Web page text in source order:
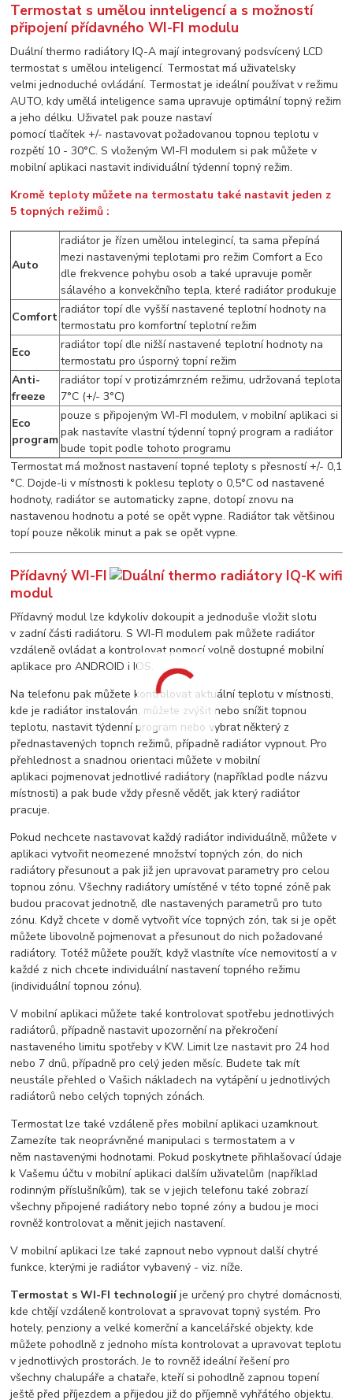
Termostat s umělou innteligencí a s možností
připojení přídavného WI-FI modulu
Duální thermo radiátory IQ-A mají integrovaný podsvícený LCD
termostat s umělou inteligencí. Termostat má uživatelsky
velmi jednoduché ovládání. Termostat je ideální používat v režimu
AUTO, kdy umělá inteligence sama upravuje optimální topný režim
a jeho délku. Uživatel pak pouze nastaví
pomocí tlačítek +/- nastavovat požadovanou topnou teplotu v
rozpětí 10 - 30°C. S vloženým WI-FI modulem si pak můžete v
mobilní aplikaci nastavit individuální týdenní topný režim.
Kromě teploty můžete na termostatu také nastavit jeden z
5 topných režimů :
Auto
radiátor je řízen umělou intelegincí, ta sama přepíná
mezi nastavenými teplotami pro režim Comfort a Eco
dle frekvence pohybu osob a také upravuje poměr
sálavého a konvekčního tepla, které radiátor produkuje
Comfort
radiátor topí dle vyšší nastavené teplotní hodnoty na
termostatu pro komfortní teplotní režim
Eco
radiátor topí dle nižší nastavené teplotní hodnoty na
termostatu pro úsporný topní režim
Anti-
freeze
radiátor topí v protizámrzném režimu, udržovaná teplota
7°C (+/- 3°C)
Eco
program
pouze s připojeným WI-FI modulem, v mobilní aplikaci si
pak nastavíte vlastní týdenní topný program a radiátor
bude topit podle tohoto programu
Termostat má možnost nastavení topné teploty s přesností +/- 0,1
°C. Dojde-li v místnosti k poklesu teploty o 0,5°C od nastavené
hodnoty, radiátor se automaticky zapne, dotopí znovu na
nastavenou hodnotu a poté se opět vypne. Radiátor tak většinou
topí pouze několik minut a pak se opět vypne.
Přídavný WI-FI
modul
Přídavný modul lze kdykoliv dokoupit a jednoduše vložit slotu
v zadní části radiátoru. S WI-FI modulem pak můžete radiátor
vzdáleně ovládat a kontrolovat pomocí volně dostupné mobilní
aplikace pro ANDROID i IOS.
Na telefonu pak můžete kontrolovat aktuální teplotu v místnosti,
kde je radiátor instalován, můžete zvýšit nebo snížit topnou
teplotu, nastavit týdenní program nebo vybrat některý z
přednastavených topnch režimů, případně radiátor vypnout. Pro
přehlednost a snadnou orientaci můžete v mobilní
aplikaci pojmenovat jednotlivé radiátory (například podle názvu
místnosti) a pak bude vždy přesně vědět, jak který radiátor
pracuje.
Pokud nechcete nastavovat každý radiátor individuálně, můžete v
aplikaci vytvořit neomezené množství topných zón, do nich
radiátory přesunout a pak již jen upravovat parametry pro celou
topnou zónu. Všechny radiátory umístěné v této topné zóně pak
budou pracovat jednotně, dle nastavených parametrů pro tuto
zónu. Když chcete v domě vytvořit více topných zón, tak si je opět
můžete libovolně pojmenovat a přesunout do nich požadované
radiátory. Totéž můžete použít, když vlastníte více nemovitostí a v
každé z nich chcete individuální nastavení topného režimu
(individuální topnou zónu).
V mobilní aplikaci můžete také kontrolovat spotřebu jednotlivých
radiátorů, případně nastavit upozornění na překročení
nastaveného limitu spotřeby v KW. Limit lze nastavit pro 24 hod
nebo 7 dnů, případně pro celý jeden měsíc. Budete tak mít
neustále přehled o Vašich nákladech na vytápění u jednotlivých
radiátorů nebo celých topných zónách.
Termostat lze také vzdáleně přes mobilní aplikaci uzamknout.
Zamezíte tak neoprávněné manipulaci s termostatem a v
něm nastavenými hodnotami. Pokud poskytnete přihlašovací údaje
k Vašemu účtu v mobilní aplikaci dalším uživatelům (například
rodinným příslušníkům), tak se v jejich telefonu také zobrazí
všechny připojené radiátory nebo topné zóny a budou je moci
rovněž kontrolovat a měnit jejich nastavení.
V mobilní aplikaci lze také zapnout nebo vypnout další chytré
funkce, kterými je radiátor vybavený - viz. níže.
Termostat s WI-FI technologiíje určený pro chytré domácnosti,
kde chtějí vzdáleně kontrolovat a spravovat topný systém. Pro
hotely, penziony a velké komerční a kancelářské objekty, kde
můžete pohodlně z jednoho místa kontrolovat a upravovat teplotu
v jednotlivých prostorách. Je to rovněž ideální řešení pro
všechny chalupáře a chataře, kteří si pohodlně zapnou topení
ještě před příjezdem a přijedou již do příjemně vyhřátého objektu.